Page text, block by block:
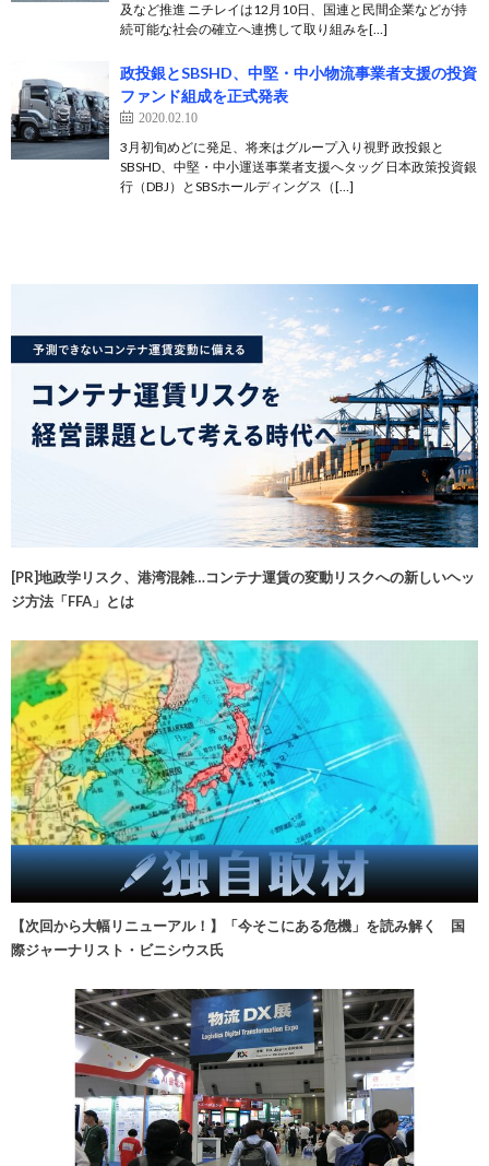
及など推進 ニチレイは12月10日、国連と民間企業などが持
続可能な社会の確立へ連携して取り組みを[…]
政投銀とSBSHD、中堅・中小物流事業者支援の投資
ファンド組成を正式発表
2020.02.10
3月初旬めどに発足、将来はグループ入り視野 政投銀と
SBSHD、中堅・中小運送事業者支援へタッグ 日本政策投資銀
行（DBJ）とSBSホールディングス（[…]
[PR]地政学リスク、港湾混雑…コンテナ運賃の変動リスクへの新しいヘッ
ジ方法「FFA」とは
【次回から大幅リニューアル！】「今そこにある危機」を読み解く 国
際ジャーナリスト・ビニシウス氏